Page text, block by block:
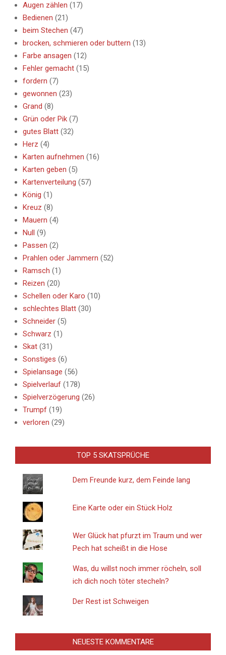
Augen zählen (17)
Bedienen (21)
beim Stechen (47)
brocken, schmieren oder buttern (13)
Farbe ansagen (12)
Fehler gemacht (15)
fordern (7)
gewonnen (23)
Grand (8)
Grün oder Pik (7)
gutes Blatt (32)
Herz (4)
Karten aufnehmen (16)
Karten geben (5)
Kartenverteilung (57)
König (1)
Kreuz (8)
Mauern (4)
Null (9)
Passen (2)
Prahlen oder Jammern (52)
Ramsch (1)
Reizen (20)
Schellen oder Karo (10)
schlechtes Blatt (30)
Schneider (5)
Schwarz (1)
Skat (31)
Sonstiges (6)
Spielansage (56)
Spielverlauf (178)
Spielverzögerung (26)
Trumpf (19)
verloren (29)
TOP 5 SKATSPRÜCHE
Dem Freunde kurz, dem Feinde lang
Eine Karte oder ein Stück Holz
Wer Glück hat pfurzt im Traum und wer
Pech hat scheißt in die Hose
Was, du willst noch immer röcheln, soll
ich dich noch töter stecheln?
Der Rest ist Schweigen
NEUESTE KOMMENTARE